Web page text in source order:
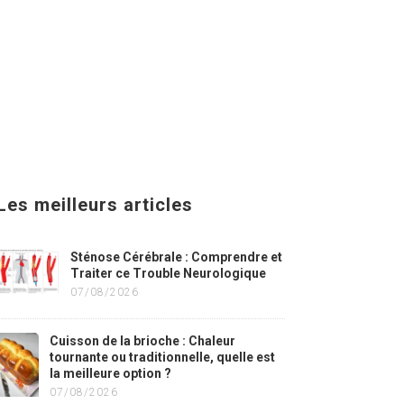
meilleurs articles
Sténose Cérébrale : Comprendre et
Traiter ce Trouble Neurologique
07/08/2026
Cuisson de la brioche : Chaleur
tournante ou traditionnelle, quelle est
la meilleure option ?
07/08/2026